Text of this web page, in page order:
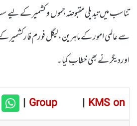
تناسب میں تبدیلی مقبوضہ جموں و کشمیر کے
سے عالمی امور کے ماہرین،لیگل فورم فارکشمیر
اوردیگر نے بھی خطاب کیا۔
|Group | KMS on